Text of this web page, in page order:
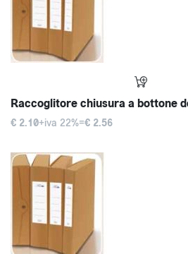
Raccoglitore chiusura a bottone
€ 2.10+iva 22%=€ 2.56